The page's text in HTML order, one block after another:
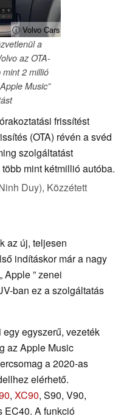
ⓘ Volvo Cars
a
az OTA-
2 millió
Music”
frissítést
(OTA) révén a svéd
szolgáltatást
mint kétmillió autóba.
Duy), Közzétett
az új, teljesen
indításkor már a nagy
” zenei
ban ez a szolgáltatás
egyszerű, vezeték
az Apple Music
a 2020-as
elérhető.
, XC90, S90, V90,
EC40. A funkció